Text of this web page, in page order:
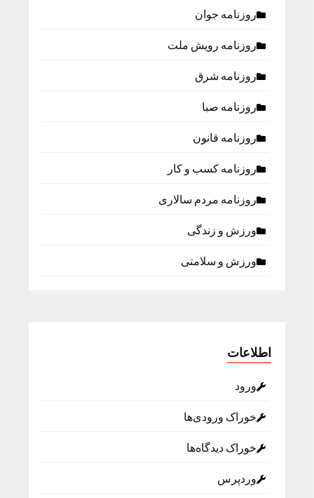
روزنامه جوان
روزنامه رویش ملت
روزنامه شرق
روزنامه صبا
روزنامه قانون
روزنامه كسب و كار
روزنامه مردم سالاری
ورزش و زندگی
ورزش و سلامتی
اطلاعات
ورود
خوراک ورودی‌ها
خوراک دیدگاه‌ها
وردپرس